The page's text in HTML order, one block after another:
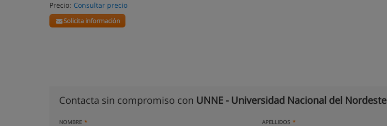
Precio: Consultar precio
Solicita información
Contacta sin compromiso con UNNE - Universidad Nacional del Nordeste
NOMBRE APELLIDOS